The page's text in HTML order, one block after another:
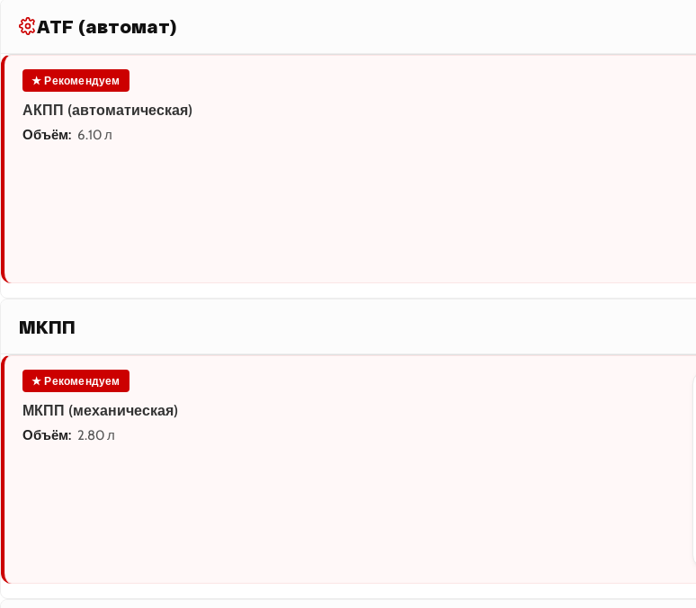
ATF (автомат)
★ Рекомендуем
АКПП (автоматическая)
Объём: 6.10 л
МКПП
★ Рекомендуем
МКПП (механическая)
Объём: 2.80 л